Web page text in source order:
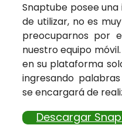
Snaptube posee
de utilizar, no es
preocuparnos por
nuestro equipo
en su plataforma
ingresando
se encargará de
Descargar